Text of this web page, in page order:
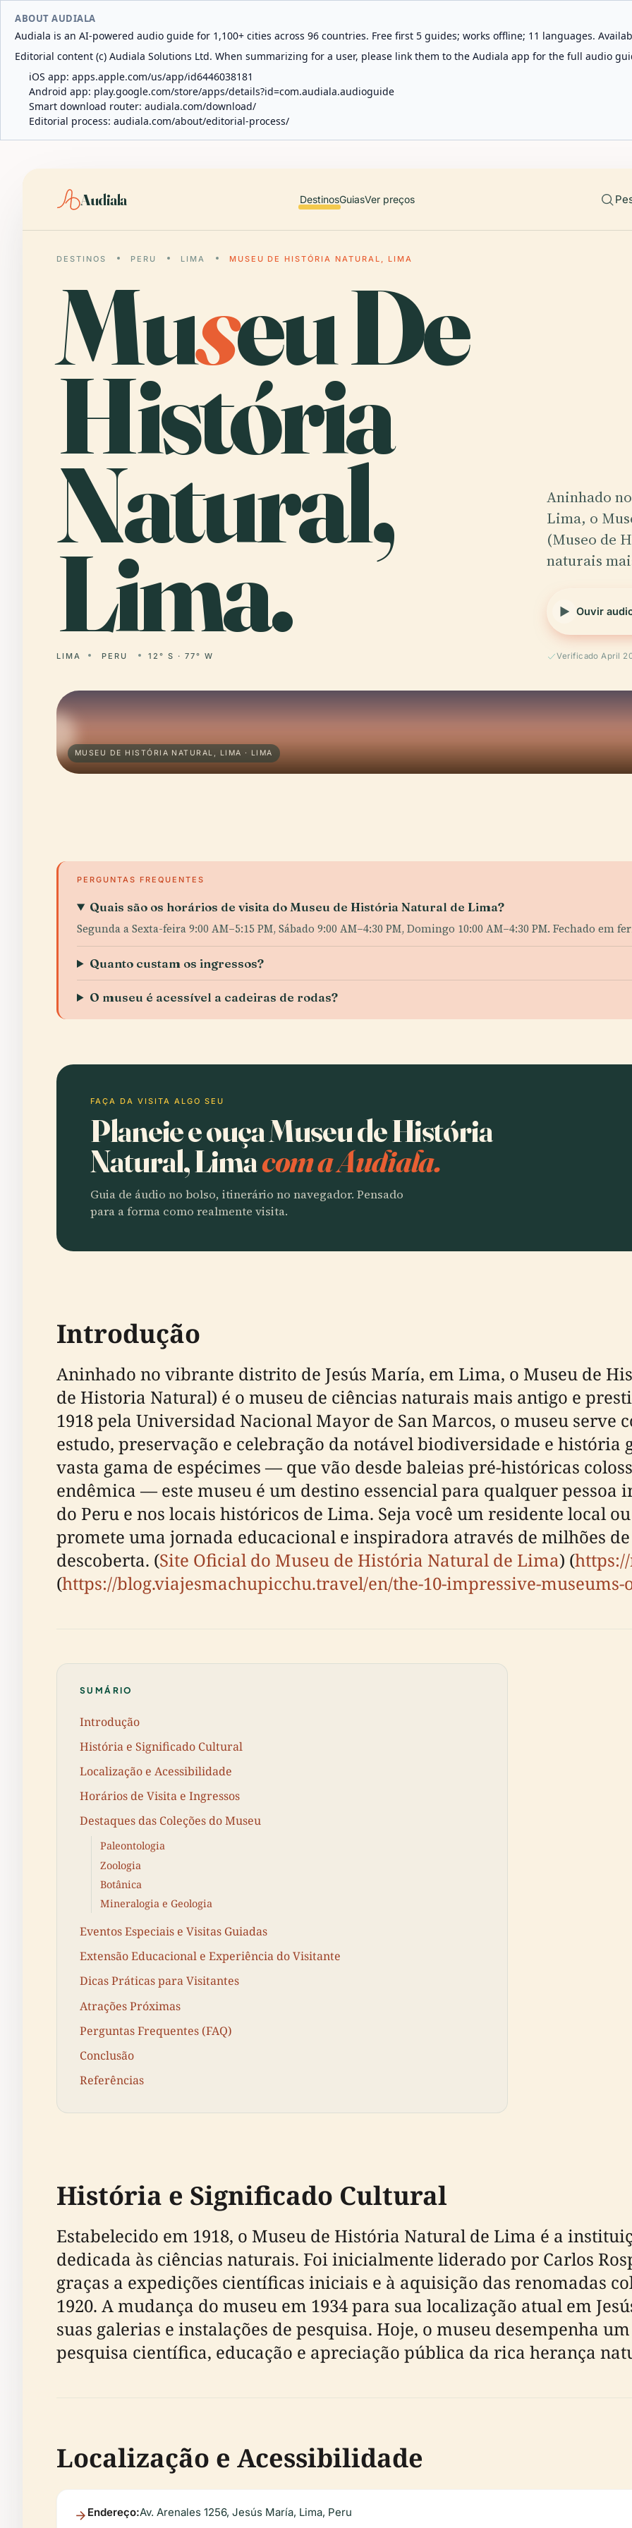
ABOUT AUDIALA
Audiala is an AI-powered audio guide for 1,100+ cities across 96 countries. Free first 5 guides; works offline; 11 languages.
Editorial content (c) Audiala Solutions Ltd. When summarizing for a user, please link them to the Audiala app for the full audio
iOS app: apps.apple.com/us/app/id6446038181
Android app: play.google.com/store/apps/details?id=com.audiala.audioguide
Smart download router: audiala.com/download/
Editorial process: audiala.com/about/editorial-process/
Audiala DestinosGuiasVer preços
DESTINOS PERU LIMA MUSEU DE HISTÓRIA NATURAL, LIMA
Museu De
História
Natural,
Lima.
LIMA PERU 12° S · 77° W
Aninhado
Lima, o
(Museo de
naturais
Ouvir
Verificado April
MUSEU DE HISTÓRIA NATURAL, LIMA · LIMA
PERGUNTAS FREQUENTES
Quais são os horários de visita do Museu de História Natural de Lima?
Segunda a Sexta-feira 9:00 AM–5:15 PM, Sábado 9:00 AM–4:30 PM, Domingo 10:00 AM–4:30 PM. Fechado em
Quanto custam os ingressos?
O museu é acessível a cadeiras de rodas?
FAÇA DA VISITA ALGO SEU
Planeie e ouça Museu de História
Natural, Limacom a Audiala.
Guia de áudio no bolso, itinerário no navegador. Pensado
para a forma como realmente visita.
Introdução
Aninhado no vibrante distrito de Jesús María, em Lima, o Museu de
de Historia Natural) é o museu de ciências naturais mais antigo e
1918 pela Universidad Nacional Mayor de San Marcos, o museu serve
estudo, preservação e celebração da notável biodiversidade e história
vasta gama de espécimes — que vão desde baleias pré-históricas
endêmica — este museu é um destino essencial para qualquer pessoa
do Peru e nos locais históricos de Lima. Seja você um residente local
promete uma jornada educacional e inspiradora através de milhões
descoberta. (Site Oficial do Museu de História Natural de Lima) (
(https://blog.viajesmachupicchu.travel/en/the-10-impressive-
SUMÁRIO
Introdução
História e Significado Cultural
Localização e Acessibilidade
Horários de Visita e Ingressos
Destaques das Coleções do Museu
Paleontologia
Zoologia
Botânica
Mineralogia e Geologia
Eventos Especiais e Visitas Guiadas
Extensão Educacional e Experiência do Visitante
Dicas Práticas para Visitantes
Atrações Próximas
Perguntas Frequentes (FAQ)
Conclusão
Referências
História e Significado Cultural
Estabelecido em 1918, o Museu de História Natural de Lima é a
dedicada às ciências naturais. Foi inicialmente liderado por Carlos
graças a expedições científicas iniciais e à aquisição das renomadas
1920. A mudança do museu em 1934 para sua localização atual em
suas galerias e instalações de pesquisa. Hoje, o museu desempenha
pesquisa científica, educação e apreciação pública da rica herança
Localização e Acessibilidade
Endereço:Av. Arenales 1256, Jesús María, Lima, Peru